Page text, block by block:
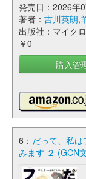
発売日：2026年
著者： 吉川英朗,
出版社：マイク
￥0
購入管
6： だって、私
みます ２ (GCN